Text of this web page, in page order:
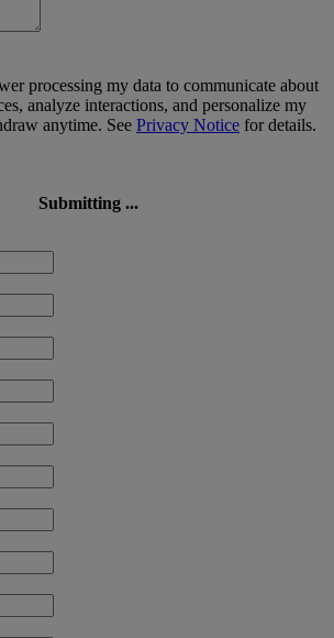
processing my data to communicate about
analyze interactions, and personalize my
anytime. See Privacy Notice for details.
Submitting ...